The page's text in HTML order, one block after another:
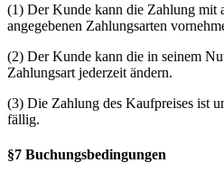
(1) Der Kunde kann die Zahlung mit
angegebenen Zahlungsarten
(2) Der Kunde kann die in seinem
Zahlungsart jederzeit ändern.
(3) Die Zahlung des Kaufpreises ist
fällig.
§7 Buchungsbedingungen